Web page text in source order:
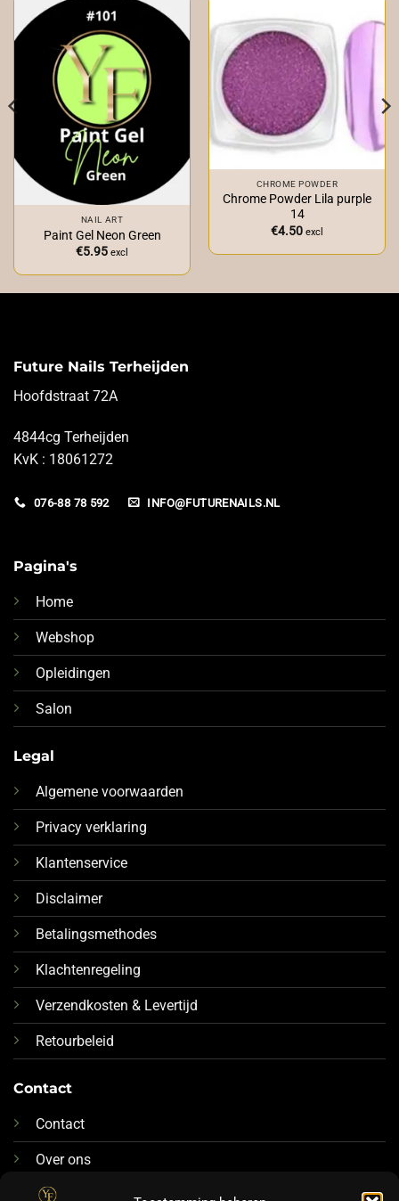
NAIL ART
Paint Gel Neon Green
€5.95 excl
CHROME POWDER
Chrome Powder Lila purple
14
€4.50 excl
Future Nails Terheijden
Hoofdstraat 72A
4844cg Terheijden
KvK : 18061272
076-88 78 592 INFO@FUTURENAILS.NL
Pagina's
Home
Webshop
Opleidingen
Salon
Legal
Algemene voorwaarden
Privacy verklaring
Klantenservice
Disclaimer
Betalingsmethodes
Klachtenregeling
Verzendkosten & Levertijd
Retourbeleid
Contact
Contact
Over ons
076-88 78 592